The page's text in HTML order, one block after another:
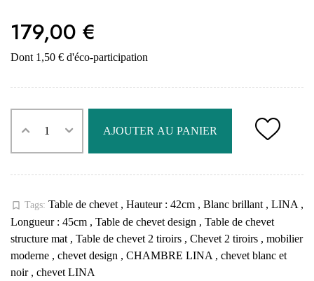
179,00 €
Dont 1,50 € d'éco-participation
AJOUTER AU PANIER
bookmark_border Tags: Table de chevet , Hauteur : 42cm , Blanc brillant , LINA ,
Longueur : 45cm , Table de chevet design , Table de chevet
structure mat , Table de chevet 2 tiroirs , Chevet 2 tiroirs , mobilier
moderne , chevet design , CHAMBRE LINA , chevet blanc et
noir , chevet LINA